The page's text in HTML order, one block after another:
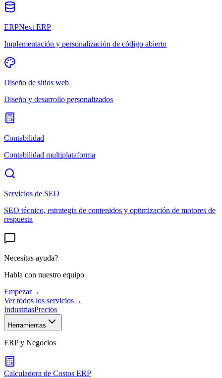
ERPNext ERP
Implementación y personalización de código abierto
Diseño de sitios web
Diseño y desarrollo personalizados
Contabilidad
Contabilidad multiplataforma
Servicios de SEO
SEO técnico, estrategia de contenidos y optimización de motores de
respuesta
Necesitas ayuda?
Habla con nuestro equipo
Empezar→
Ver todos los servicios→
IndustriasPrecios
Herramientas
ERP y Negocios
Calculadora de Costos ERP